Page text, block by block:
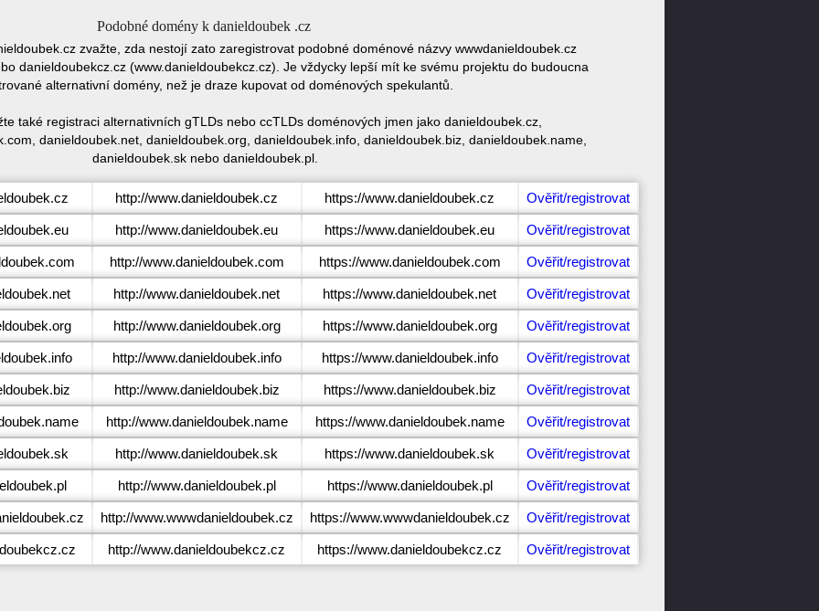
Podobné domény k danieldoubek .cz
zvažte, zda nestojí zato zaregistrovat podobné doménové názvy wwwdanieldoubek.cz
danieldoubekcz.cz (www.danieldoubekcz.cz). Je vždycky lepší mít ke svému projektu do budoucna
alternativní domény, než je draze kupovat od doménových spekulantů.
také registraci alternativních gTLDs nebo ccTLDs doménových jmen jako danieldoubek.cz,
danieldoubek.net, danieldoubek.org, danieldoubek.info, danieldoubek.biz, danieldoubek.name,
danieldoubek.sk nebo danieldoubek.pl.
http://www.danieldoubek.cz https://www.danieldoubek.cz Ověřit/registrovat
http://www.danieldoubek.eu https://www.danieldoubek.eu Ověřit/registrovat
http://www.danieldoubek.com https://www.danieldoubek.com Ověřit/registrovat
http://www.danieldoubek.net https://www.danieldoubek.net Ověřit/registrovat
http://www.danieldoubek.org https://www.danieldoubek.org Ověřit/registrovat
http://www.danieldoubek.info https://www.danieldoubek.info Ověřit/registrovat
http://www.danieldoubek.biz https://www.danieldoubek.biz Ověřit/registrovat
http://www.danieldoubek.name https://www.danieldoubek.name Ověřit/registrovat
http://www.danieldoubek.sk https://www.danieldoubek.sk Ověřit/registrovat
http://www.danieldoubek.pl https://www.danieldoubek.pl Ověřit/registrovat
http://www.wwwdanieldoubek.cz https://www.wwwdanieldoubek.cz Ověřit/registrovat
http://www.danieldoubekcz.cz https://www.danieldoubekcz.cz Ověřit/registrovat